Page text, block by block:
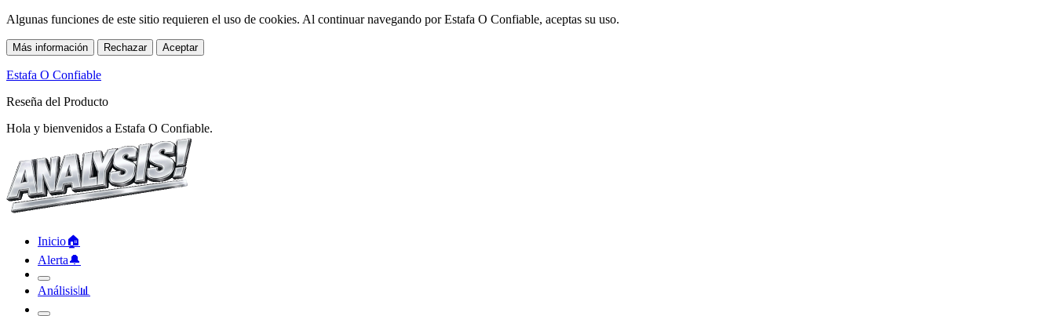
Algunas funciones de este sitio requieren el uso de cookies. Al continuar navegando por Estafa O Confiable, aceptas su uso.
Más información Rechazar Aceptar
Estafa O Confiable
Reseña del Producto
Hola y bienvenidos a Estafa O Confiable.
Inicio🏠︎
Alerta🔔︎
Análisis📊︎